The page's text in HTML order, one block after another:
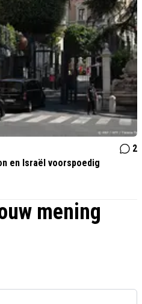
2
en Israël voorspoedig
mening